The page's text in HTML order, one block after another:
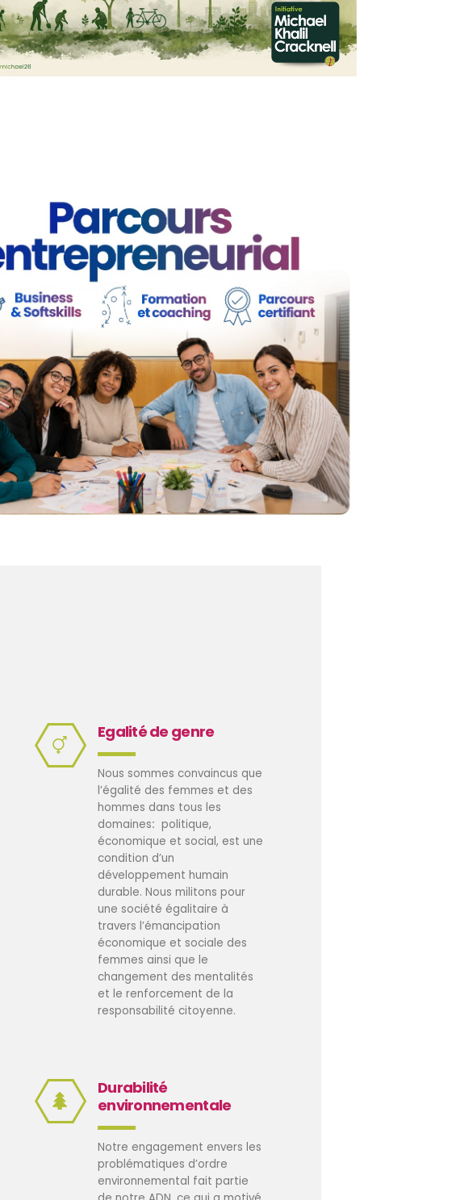
Egalité de genre
Nous sommes convaincus que
l’égalité des femmes et des
hommes dans tous les
domaines: politique,
économique et social, est une
condition d’un
développement humain
durable. Nous militons pour
une société égalitaire à
travers l’émancipation
économique et sociale des
femmes ainsi que le
changement des mentalités
et le renforcement de la
responsabilité citoyenne.
Durabilité
environnementale
Notre engagement envers les
problématiques d’ordre
environnemental fait partie